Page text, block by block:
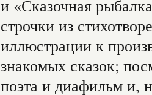
и «Сказочная
строчки из
иллюстрации к
знакомых сказок;
поэта и диафильм и,